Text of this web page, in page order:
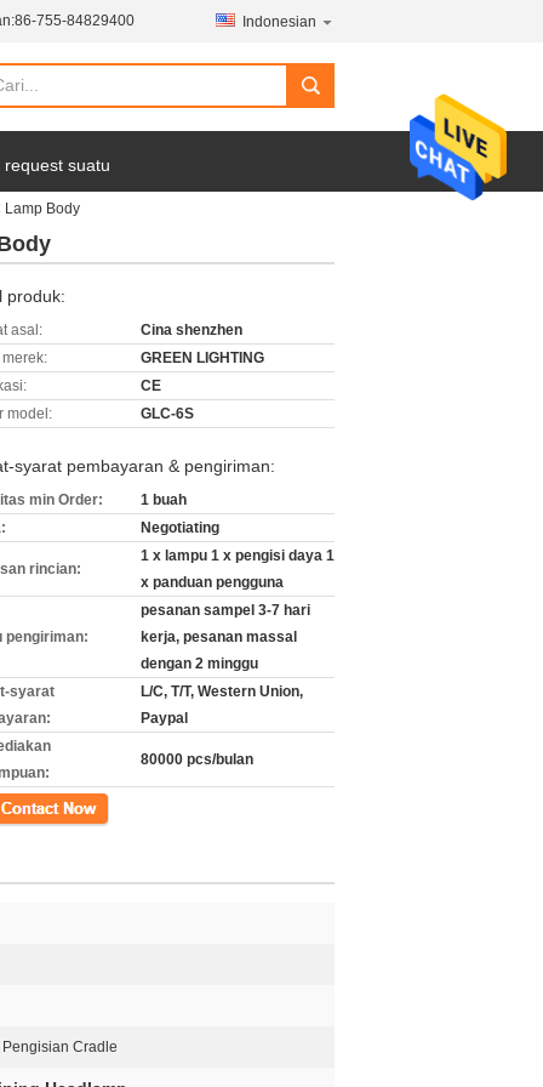
86-755-84829400 Indonesian
request suatu
Lamp Body
produk:
asal:
Cina shenzhen
merek:
GREEN LIGHTING
CE
model:
GLC-6S
syarat pembayaran & pengiriman:
min Order:
1 buah
Negotiating
rincian:
1 x lampu 1 x pengisi daya 1
x panduan pengguna
pengiriman:
pesanan sampel 3-7 hari
kerja, pesanan massal
dengan 2 minggu
syarat
L/C, T/T, Western Union,
Paypal
80000 pcs/bulan
Cradle